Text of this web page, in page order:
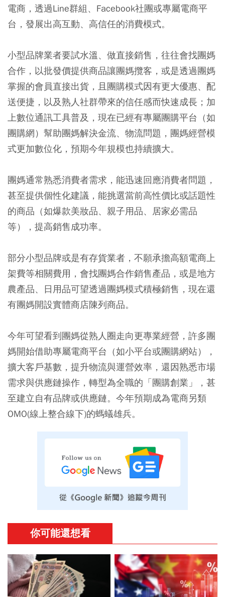
電商，透過Line群組、Facebook社團或專屬電商平
台，發展出高互動、高信任的消費模式。
小型品牌業者要試水溫、做直接銷售，往往會找團媽
合作，以批發價提供商品讓團媽攬客，或是透過團媽
掌握的會員直接出貨，且團購模式因有更大優惠、配
送便捷，以及熟人社群帶來的信任感而快速成長；加
上數位通訊工具普及，現在已經有專屬團購平台（如
團購網）幫助團媽解決金流、物流問題，團媽經營模
式更加數位化，預期今年規模也持續擴大。
團媽通常熟悉消費者需求，能迅速回應消費者問題，
甚至提供個性化建議，能挑選當前高性價比或話題性
的商品（如爆款美妝品、親子用品、居家必需品
等），提高銷售成功率。
部分小型品牌或是有存貨業者，不願承擔高額電商上
架費等相關費用，會找團媽合作銷售產品，或是地方
農產品、日用品可望透過團媽模式積極銷售，現在還
有團媽開設實體商店陳列商品。
今年可望看到團媽從熟人圈走向更專業經營，許多團
媽開始借助專屬電商平台（如小平台或團購網站），
擴大客戶基數，提升物流與運營效率，還因熟悉市場
需求與供應鏈操作，轉型為全職的「團購創業」，甚
至建立自有品牌或供應鏈。今年預期成為電商另類
OMO(線上整合線下)的螞蟻雄兵。